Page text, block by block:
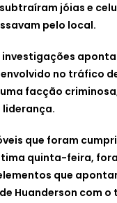
subtraíram jóias e
pelo local.
investigações
no tráfico
facção
liderança.
que foram
quinta-feira,
que
Huanderson com o